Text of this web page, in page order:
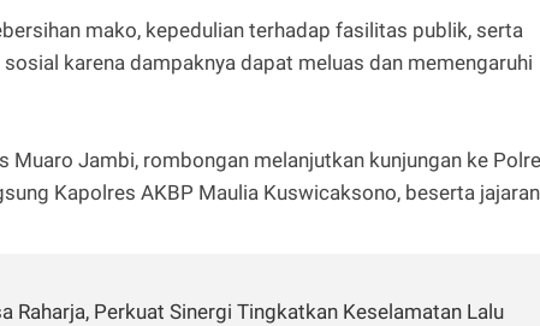
mako, kepedulian terhadap fasilitas publik, serta
karena dampaknya dapat meluas dan memengaruhi
Muaro Jambi, rombongan melanjutkan kunjungan ke
Kapolres AKBP Maulia Kuswicaksono, beserta
Raharja, Perkuat Sinergi Tingkatkan Keselamatan Lalu